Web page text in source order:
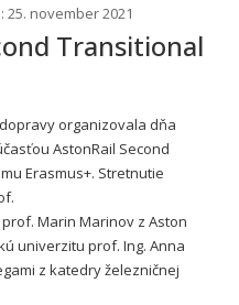
november 2021
Transitional
organizovala dňa
AstonRail Second
Erasmus+. Stretnutie
Marin Marinov z Aston
univerzitu prof. Ing. Anna
z katedry železničnej